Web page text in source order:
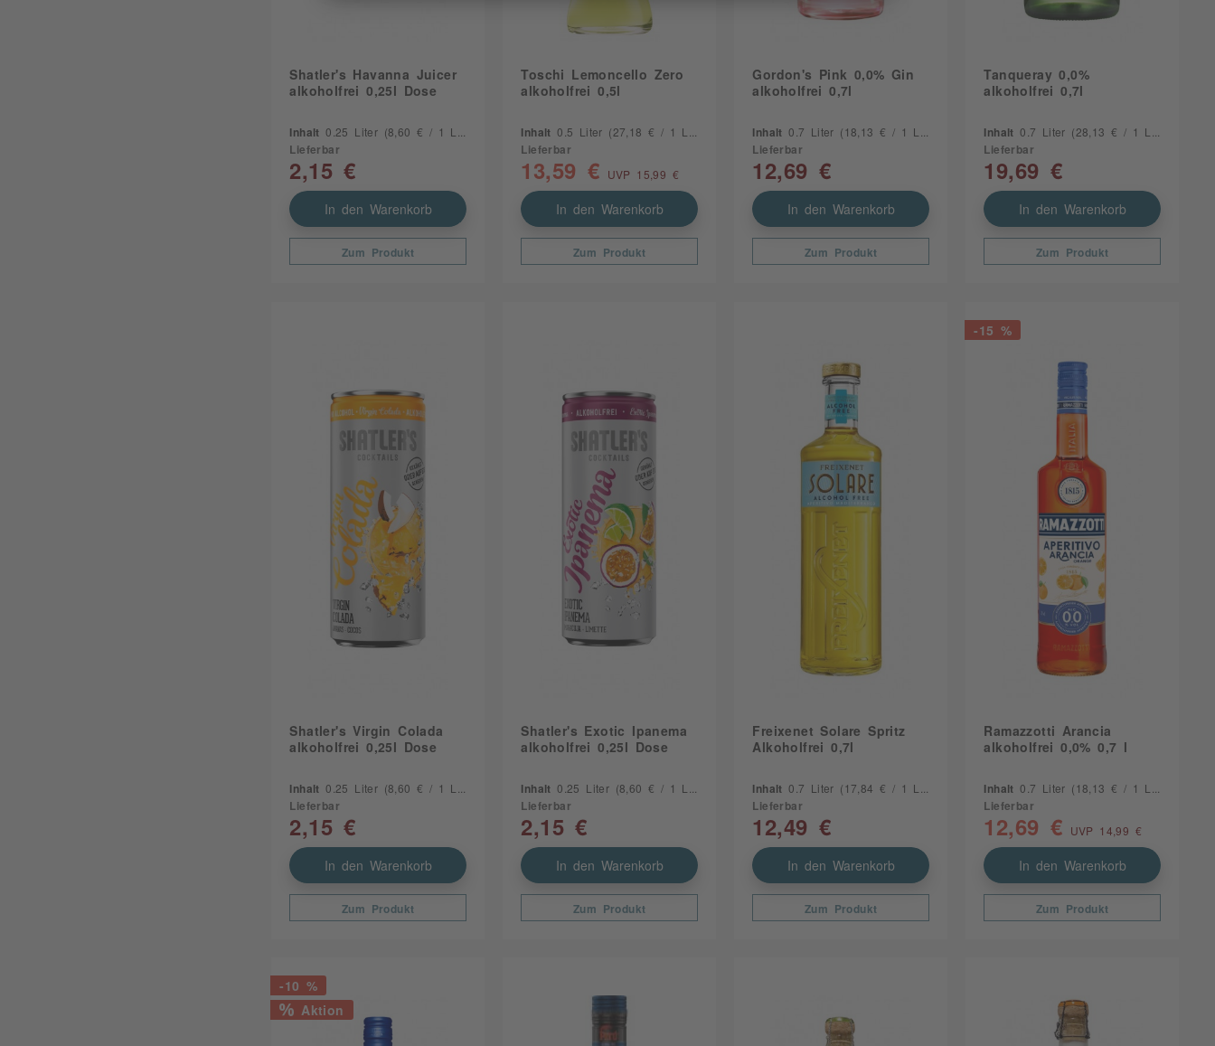
Shatler's Havanna Juicer
alkoholfrei 0,25l Dose
Inhalt0.25 Liter
(8,60 € / 1 Liter)
Lieferbar
2,15 €
In den Warenkorb
Zum Produkt
Toschi Lemoncello Zero
alkoholfrei 0,5l
Inhalt0.5 Liter (27,18 € / 1 Liter)
Lieferbar
13,59 € UVP 15,99 €
In den Warenkorb
Zum Produkt
Gordon's Pink 0,0% Gin
alkoholfrei 0,7l
Inhalt0.7 Liter (18,13 € / 1 Liter)
Lieferbar
12,69 €
In den Warenkorb
Zum Produkt
Tanqueray 0,0%
alkoholfrei 0,7l
Inhalt0.7 Liter (28,13 € / 1 Liter)
Lieferbar
19,69 €
In den Warenkorb
Zum Produkt
Shatler's Virgin Colada
alkoholfrei 0,25l Dose
Inhalt0.25 Liter
(8,60 € / 1 Liter)
Lieferbar
2,15 €
In den Warenkorb
Zum Produkt
Shatler's Exotic Ipanema
alkoholfrei 0,25l Dose
Inhalt0.25 Liter
(8,60 € / 1 Liter)
Lieferbar
2,15 €
In den Warenkorb
Zum Produkt
Freixenet Solare Spritz
Alkoholfrei 0,7l
Inhalt0.7 Liter (17,84 € / 1 Liter)
Lieferbar
12,49 €
In den Warenkorb
Zum Produkt
-15 %
Ramazzotti Arancia
alkoholfrei 0,0% 0,7 l
Inhalt0.7 Liter (18,13 € / 1 Liter)
Lieferbar
12,69 € UVP 14,99 €
In den Warenkorb
Zum Produkt
-10 %
Aktion